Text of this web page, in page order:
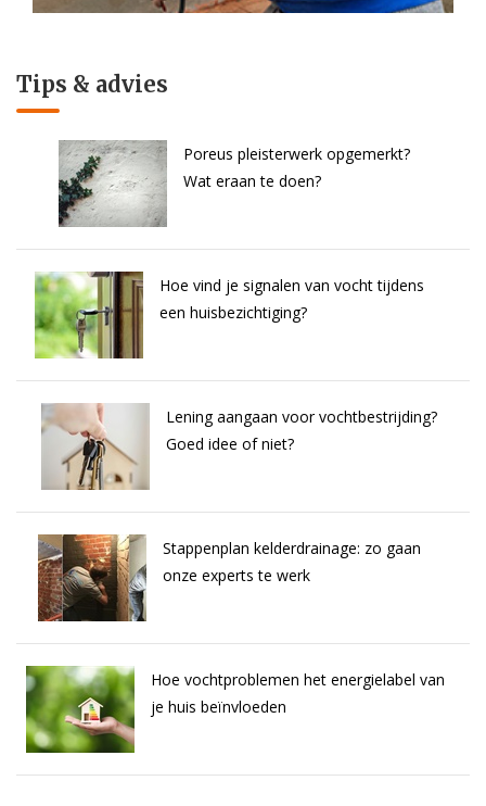
Tips & advies
Poreus pleisterwerk opgemerkt?
Wat eraan te doen?
Hoe vind je signalen van vocht tijdens
een huisbezichtiging?
Lening aangaan voor vochtbestrijding?
Goed idee of niet?
Stappenplan kelderdrainage: zo gaan
onze experts te werk
Hoe vochtproblemen het energielabel van
je huis beïnvloeden